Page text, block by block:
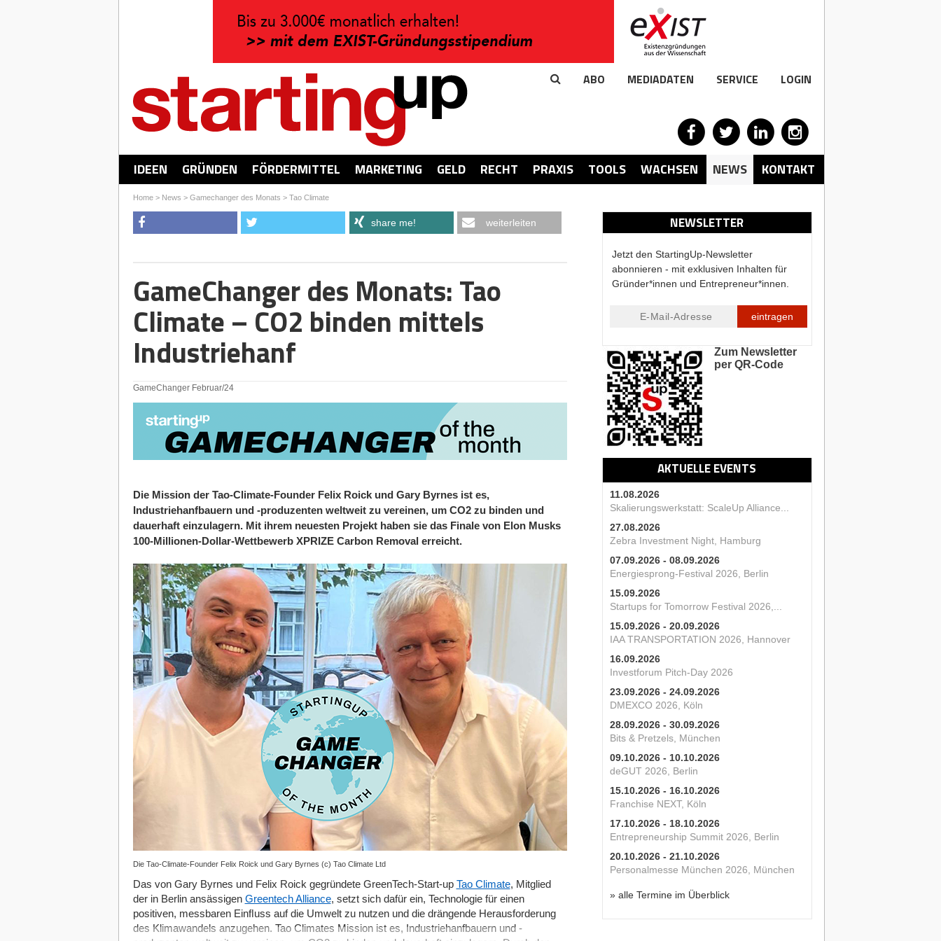
ABO MEDIADATEN SERVICE LOGIN
IDEEN GRÜNDEN FÖRDERMITTEL MARKETING GELD RECHT PRAXIS TOOLS WACHSEN NEWS KONTAKT
Home> News > Gamechanger des Monats > Tao Climate
NEWSLETTER
Jetzt den StartingUp-Newsletter
abonnieren - mit exklusiven Inhalten für
Gründer*innen und Entrepreneur*innen.
eintragen
Zum Newsletter
per QR-Code
AKTUELLE EVENTS
11.08.2026
Skalierungswerkstatt: ScaleUp Alliance...
27.08.2026
Zebra Investment Night, Hamburg
07.09.2026 - 08.09.2026
Energiesprong-Festival 2026, Berlin
15.09.2026
Startups for Tomorrow Festival 2026,...
15.09.2026 - 20.09.2026
IAA TRANSPORTATION 2026, Hannover
16.09.2026
Investforum Pitch-Day 2026
23.09.2026 - 24.09.2026
DMEXCO 2026, Köln
28.09.2026 - 30.09.2026
Bits & Pretzels, München
09.10.2026 - 10.10.2026
deGUT 2026, Berlin
15.10.2026 - 16.10.2026
Franchise NEXT, Köln
17.10.2026 - 18.10.2026
Entrepreneurship Summit 2026, Berlin
20.10.2026 - 21.10.2026
Personalmesse München 2026, München
» alle Termine im Überblick
share me! weiterleiten
GameChanger des Monats: Tao
Climate – CO2 binden mittels
Industriehanf
GameChanger Februar/24
Die Mission der Tao-Climate-Founder Felix Roick und Gary Byrnes ist es,
Industriehanfbauern und -produzenten weltweit zu vereinen, um CO2zu binden und
dauerhaft einzulagern. Mit ihrem neuesten Projekt haben sie das Finale von Elon Musks
100-Millionen-Dollar-Wettbewerb XPRIZE Carbon Removal erreicht.
Die Tao-Climate-Founder Felix Roick und Gary Byrnes (c) Tao Climate Ltd
Das von Gary Byrnes und Felix Roick gegründete GreenTech-Start-up Tao Climate, Mitglied
der in Berlin ansässigen Greentech Alliance, setzt sich dafür ein, Technologie für einen
positiven, messbaren Einﬂuss auf die Umwelt zu nutzen und die drängende Herausforderung
des Klimawandels anzugehen. Tao Climates Mission ist es, Industriehanfbauern und -